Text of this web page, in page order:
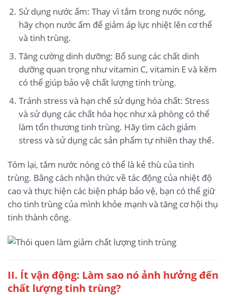
Sử dụng nước ấm: Thay vì tắm trong nước nóng,
hãy chọn nước ấm để giảm áp lực nhiệt lên cơ thể
và tinh trùng.
Tăng cường dinh dưỡng: Bổ sung các chất dinh
dưỡng quan trọng như vitamin C, vitamin E và kẽm
có thể giúp bảo vệ chất lượng tinh trùng.
Tránh stress và hạn chế sử dụng hóa chất: Stress
và sử dụng các chất hóa học như xà phòng có thể
làm tổn thương tinh trùng. Hãy tìm cách giảm
stress và sử dụng các sản phẩm tự nhiên thay thế.
Tóm lại, tắm nước nóng có thể là kẻ thù của tinh
trùng. Bằng cách nhận thức về tác động của nhiệt độ
cao và thực hiện các biện pháp bảo vệ, bạn có thể giữ
cho tinh trùng của mình khỏe mạnh và tăng cơ hội thụ
tinh thành công.
II. Ít vận động: Làm sao nó ảnh hưởng đến
chất lượng tinh trùng?